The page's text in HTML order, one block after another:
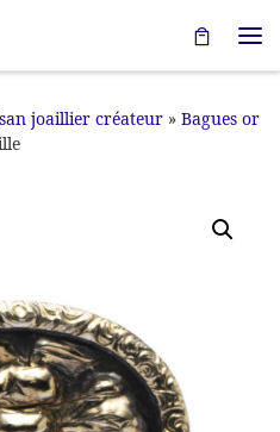
joaillier créateur » Bagues or